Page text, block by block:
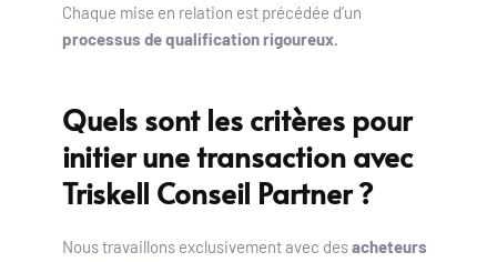
processus de qualification rigoureux.
Quels sont les critères pour
initier une transaction avec
Triskell Conseil Partner ?
Nous travaillons exclusivement avec des acheteurs